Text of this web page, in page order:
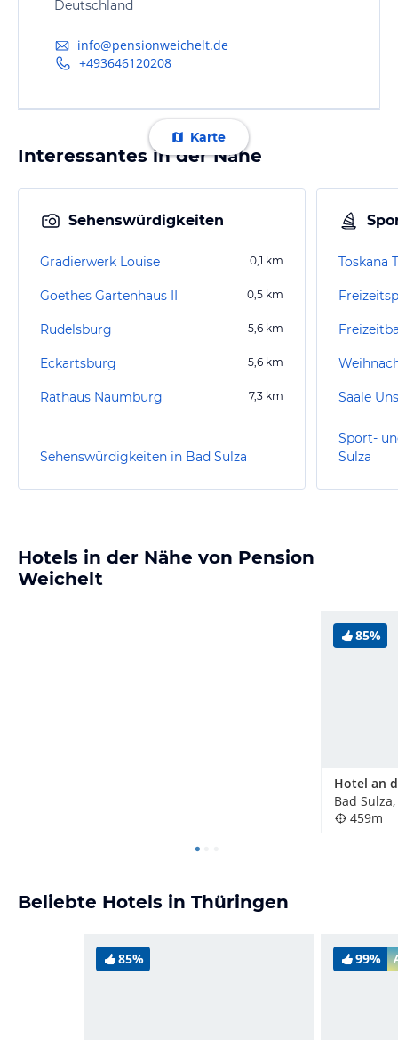
Deutschland
info@pensionweichelt.de
+493646120208
Karte
Interessantes in der Nähe
Sehenswürdigkeiten
Gradierwerk Louise 0,1 km
Goethes Gartenhaus II 0,5 km
Rudelsburg 5,6 km
Eckartsburg 5,6 km
Rathaus Naumburg 7,3 km
Sehenswürdigkeiten in Bad Sulza
Toskana
Saale
Sport-
Sulza
Hotels in der Nähe von Pension
Weichelt
85%
Bad
459m
Beliebte Hotels in Thüringen
85% 99%